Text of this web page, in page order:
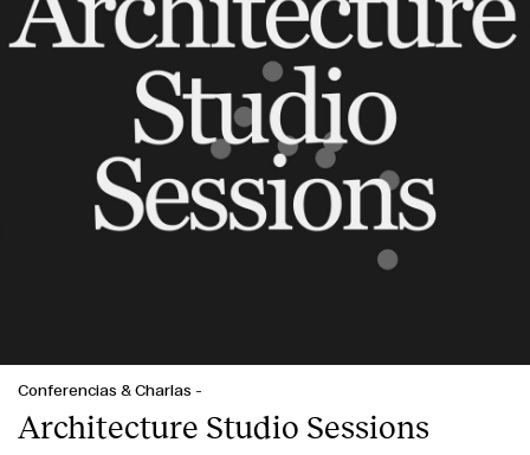
Conferencias & Charlas -
Architecture Studio Sessions